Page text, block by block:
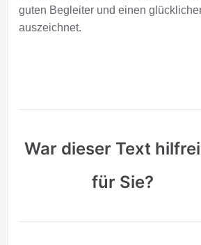
guten Begleiter und einen
auszeichnet.
War dieser Text
für Sie?